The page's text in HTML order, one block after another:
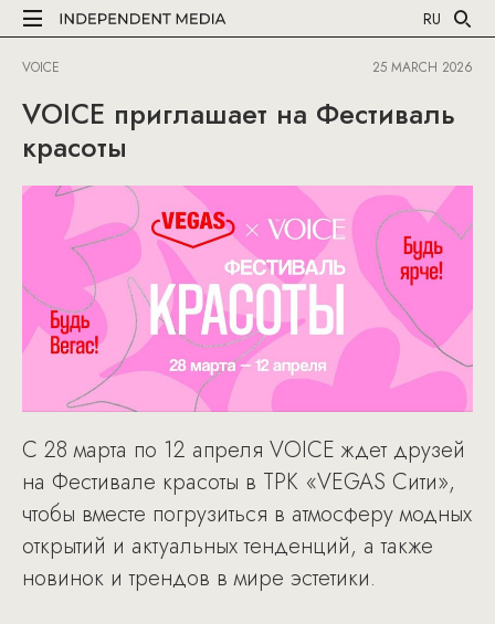
RU
VOICE 25 MARCH 2026
VOICE приглашает на Фестиваль
красоты
С 28 марта по 12 апреля VOICE ждет друзей
на Фестивале красоты в ТРК «VEGAS Сити»,
чтобы вместе погрузиться в атмосферу модных
открытий и актуальных тенденций, а также
новинок и трендов в мире эстетики.